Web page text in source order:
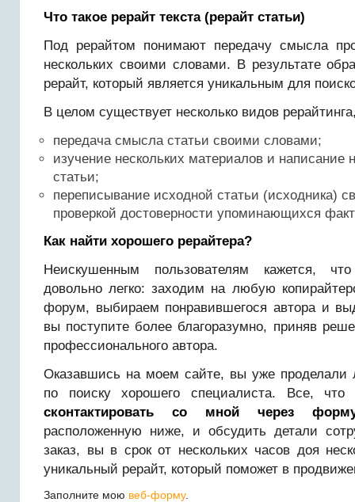
Что такое рерайт текста (рерайт статьи)
Под рерайтом понимают передачу смысла
нескольких своими словами. В результате
рерайт, который является уникальным для
В целом существует несколько видов
передача смысла статьи своими словами;
изучение нескольких материалов и написание
статьи;
переписывание исходной статьи (исходника)
проверкой достоверности упоминающихся
Как найти хорошего рерайтера?
Неискушенным пользователям кажется, что
довольно легко: заходим на любую
форум, выбираем понравившегося автора и
вы поступите более благоразумно, приняв
профессионального автора.
Оказавшись на моем сайте, вы уже
по поиску хорошего специалиста. Все,
сконтактировать со мной через
расположенную ниже, и обсудить детали
заказ, вы в срок от нескольких часов доя
уникальный рерайт, который поможет в
Заполните мою веб-форму.